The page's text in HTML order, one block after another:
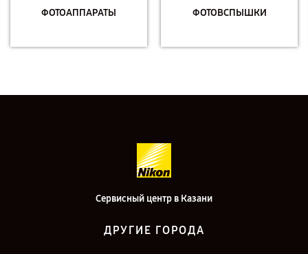
ФОТОАППАРАТЫ ФОТОВСПЫШКИ
Сервисный центр в Казани
ДРУГИЕ ГОРОДА